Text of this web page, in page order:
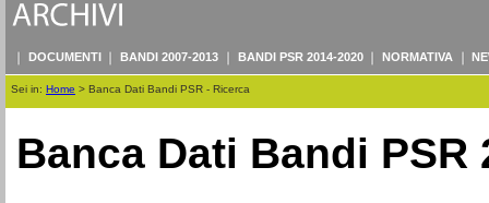
DOCUMENTI BANDI 2007-2013 BANDI PSR 2014-2020 NORMATIVA
Sei in: Home > Banca Dati Bandi PSR - Ricerca
Banca Dati Bandi PSR